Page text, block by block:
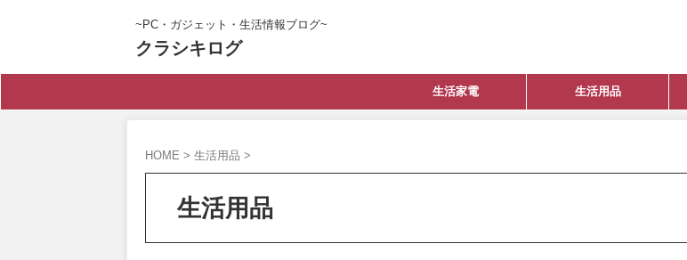
~PC・ガジェット・生活情報ブログ~
クラシキログ
生活家電 生活用品
HOME > 生活用品 >
生活用品